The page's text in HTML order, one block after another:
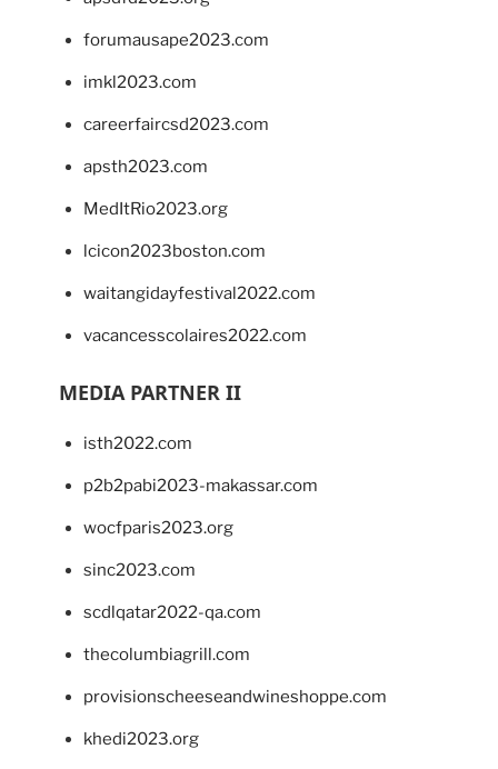
forumausape2023.com
imkl2023.com
careerfaircsd2023.com
apsth2023.com
MedItRio2023.org
lcicon2023boston.com
waitangidayfestival2022.com
vacancesscolaires2022.com
MEDIA PARTNER II
isth2022.com
p2b2pabi2023-makassar.com
wocfparis2023.org
sinc2023.com
scdlqatar2022-qa.com
thecolumbiagrill.com
provisionscheeseandwineshoppe.com
khedi2023.org